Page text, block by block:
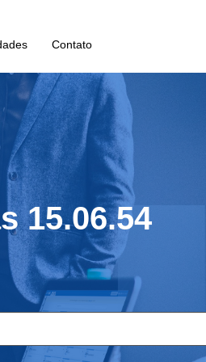
Contato
15.06.54